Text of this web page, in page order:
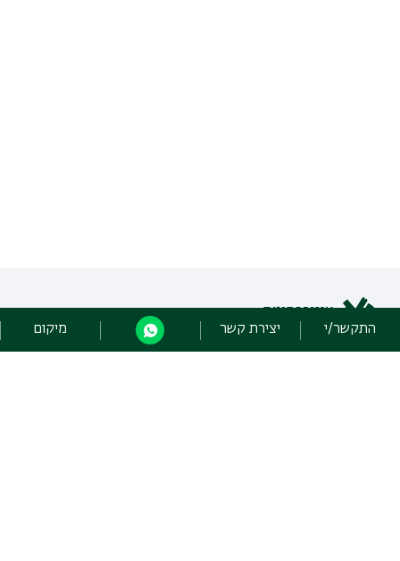
התקשר/י יצירת קשר מיקום